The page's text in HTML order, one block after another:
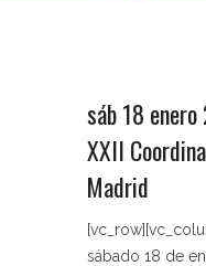
sáb 18
XXII
Madrid
sábado 18 de